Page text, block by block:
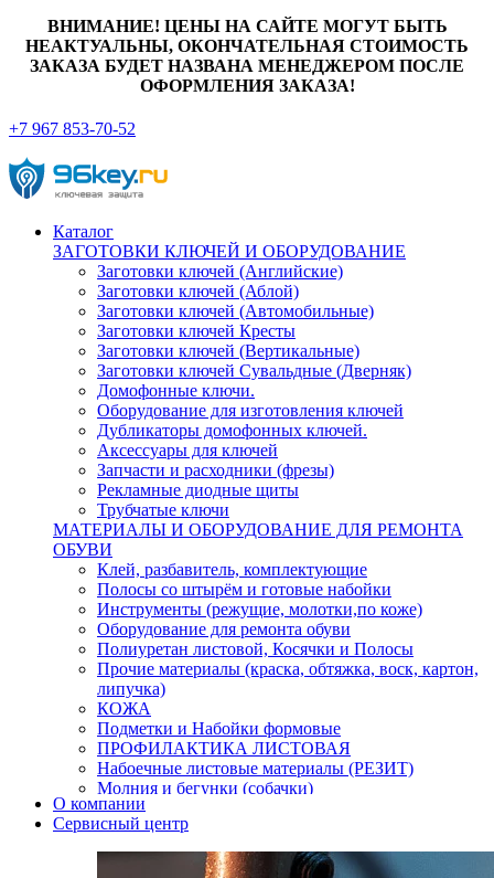
ВНИМАНИЕ! ЦЕНЫ НА САЙТЕ МОГУТ БЫТЬ
НЕАКТУАЛЬНЫ, ОКОНЧАТЕЛЬНАЯ СТОИМОСТЬ
ЗАКАЗА БУДЕТ НАЗВАНА МЕНЕДЖЕРОМ ПОСЛЕ
ОФОРМЛЕНИЯ ЗАКАЗА!
+7 967 853-70-52
Каталог
ЗАГОТОВКИ КЛЮЧЕЙ И ОБОРУДОВАНИЕ
Заготовки ключей (Английские)
Заготовки ключей (Аблой)
Заготовки ключей (Автомобильные)
Заготовки ключей Кресты
Заготовки ключей (Вертикальные)
Заготовки ключей Сувальдные (Дверняк)
Домофонные ключи.
Оборудование для изготовления ключей
Дубликаторы домофонных ключей.
Аксессуары для ключей
Запчасти и расходники (фрезы)
Рекламные диодные щиты
Трубчатые ключи
МАТЕРИАЛЫ И ОБОРУДОВАНИЕ ДЛЯ РЕМОНТА
ОБУВИ
Клей, разбавитель, комплектующие
Полосы со штырём и готовые набойки
Инструменты (режущие, молотки,по коже)
Оборудование для ремонта обуви
Полиуретан листовой, Косячки и Полосы
Прочие материалы (краска, обтяжка, воск, картон,
липучка)
КОЖА
Подметки и Набойки формовые
ПРОФИЛАКТИКА ЛИСТОВАЯ
Набоечные листовые материалы (РЕЗИТ)
Молния и бегунки (собачки)
Нитки,иглы-шило,крючки.
Уход и косметика для обуви
Кнопки (магнитые,кобурные)
Пряжки для ремня
О компании
Сервисный центр